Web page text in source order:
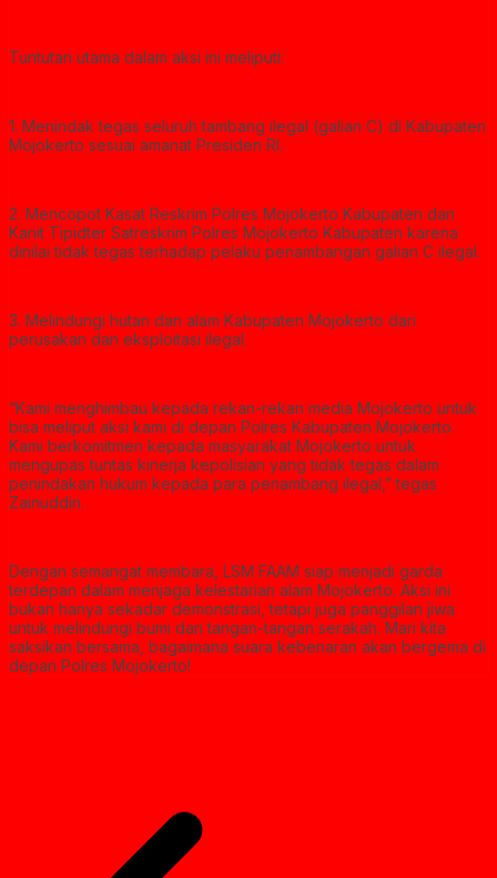
Tuntutan utama dalam aksi ini meliputi:
1. Menindak tegas seluruh tambang ilegal (galian C) di Kabupaten
Mojokerto sesuai amanat Presiden RI.
2. Mencopot Kasat Reskrim Polres Mojokerto Kabupaten dan
Kanit Tipidter Satreskrim Polres Mojokerto Kabupaten karena
dinilai tidak tegas terhadap pelaku penambangan galian C ilegal.
3. Melindungi hutan dan alam Kabupaten Mojokerto dari
perusakan dan eksploitasi ilegal.
“Kami menghimbau kepada rekan-rekan media Mojokerto untuk
bisa meliput aksi kami di depan Polres Kabupaten Mojokerto.
Kami berkomitmen kepada masyarakat Mojokerto untuk
mengupas tuntas kinerja kepolisian yang tidak tegas dalam
penindakan hukum kepada para penambang ilegal,” tegas
Zainuddin.
Dengan semangat membara, LSM FAAM siap menjadi garda
terdepan dalam menjaga kelestarian alam Mojokerto. Aksi ini
bukan hanya sekadar demonstrasi, tetapi juga panggilan jiwa
untuk melindungi bumi dari tangan-tangan serakah. Mari kita
saksikan bersama, bagaimana suara kebenaran akan bergema di
depan Polres Mojokerto!